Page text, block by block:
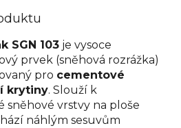
SGN 103 je vysoce
prvek (sněhová rozrážka)
pro cementové
krytiny. Slouží k
sněhové vrstvy na ploše
náhlým sesuvům